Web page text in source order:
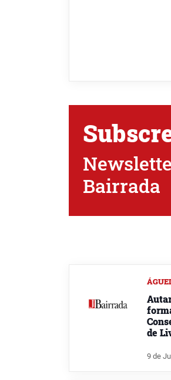
Bairrada
de
9 de